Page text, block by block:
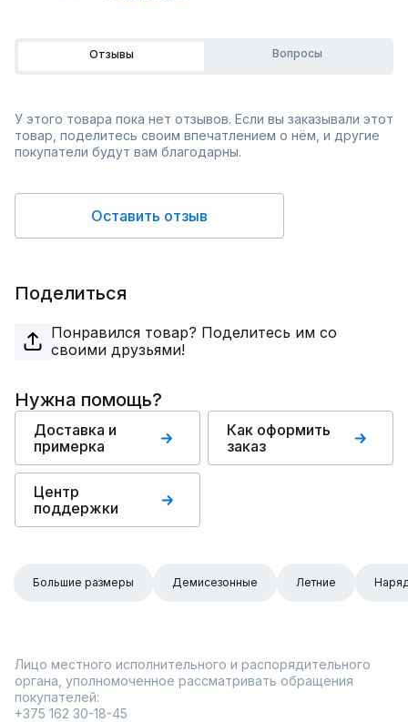
Отзывы Вопросы
У этого товара пока нет отзывов. Если вы заказывали этот
товар, поделитесь своим впечатлением о нём, и другие
покупатели будут вам благодарны.
Оставить отзыв
Поделиться
Понравился товар? Поделитесь им со
своими друзьями!
Нужна помощь?
Доставка и
примерка
Как оформить
заказ
Центр
поддержки
Большие размеры Демисезонные Летние
Лицо местного исполнительного и распорядительного
органа, уполномоченное рассматривать обращения
покупателей:
+375 162 30-18-45